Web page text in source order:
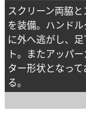
スクリーン両脇
を装備。ハンド
に外へ逃がし、
ト。またアッパ
ター形状となっ
る。